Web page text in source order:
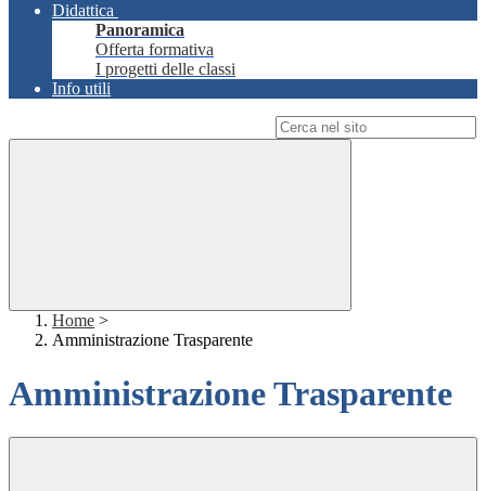
Didattica
Panoramica
Offerta formativa
I progetti delle classi
Info utili
Home >
Amministrazione Trasparente
Amministrazione Trasparente